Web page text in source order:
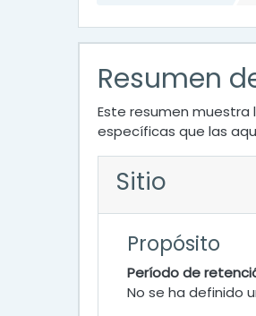
Resumen
Este resumen
específicas que las
Sitio
Propósito
Período de
No se ha definido